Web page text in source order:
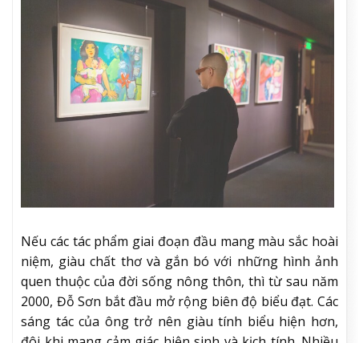
Nếu các tác phẩm giai đoạn đầu mang màu sắc hoài
niệm, giàu chất thơ và gắn bó với những hình ảnh
quen thuộc của đời sống nông thôn, thì từ sau năm
2000, Đỗ Sơn bắt đầu mở rộng biên độ biểu đạt. Các
sáng tác của ông trở nên giàu tính biểu hiện hơn,